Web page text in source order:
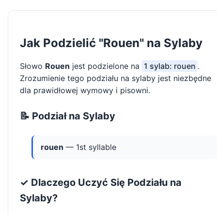
Jak Podzielić "Rouen" na Sylaby
Słowo Rouen jest podzielone na 1 sylab: rouen .
Zrozumienie tego podziału na sylaby jest niezbędne
dla prawidłowej wymowy i pisowni.
📝 Podział na Sylaby
rouen — 1st syllable
✓ Dlaczego Uczyć Się Podziału na
Sylaby?